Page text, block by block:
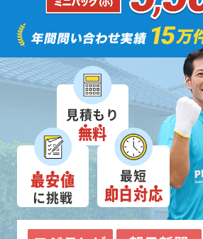
見積もり
無料
最安値
に挑戦
最短
即日対応